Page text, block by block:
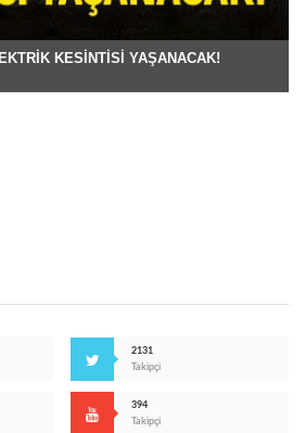
KESİNTİSİ YAŞANACAK!
2131
Takipçi
394
Takipçi